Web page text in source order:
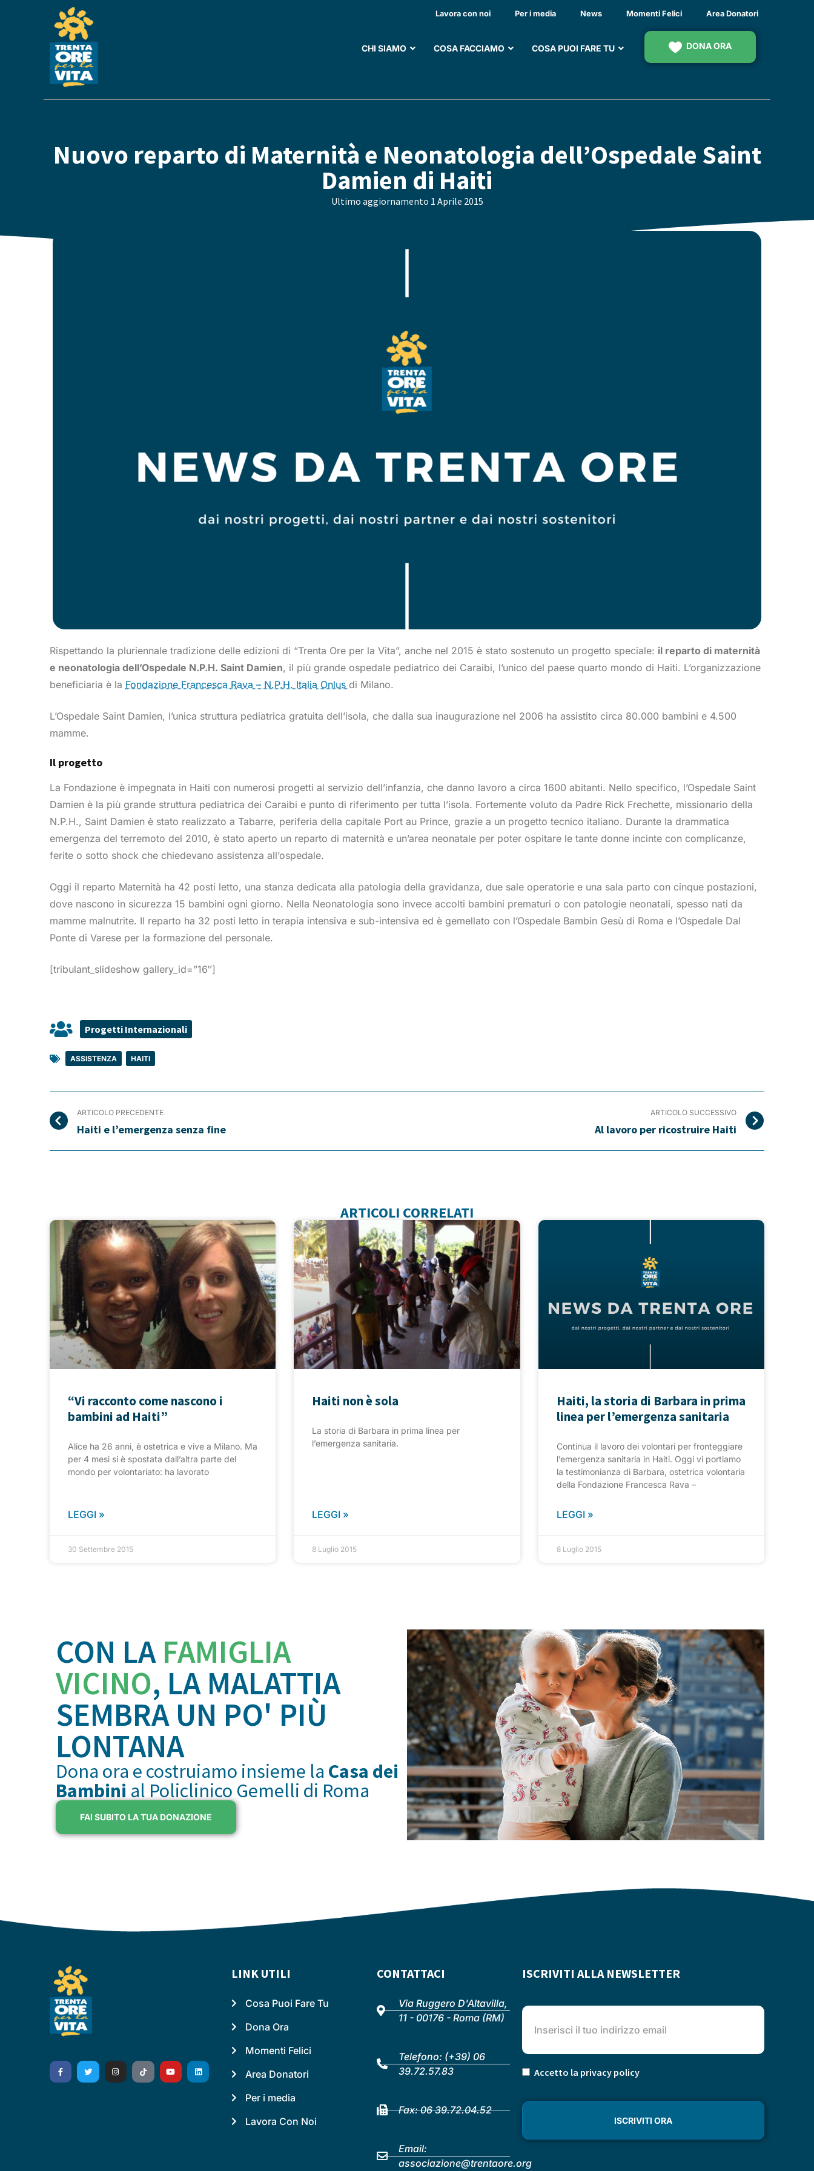
Lavora con noi Per i media News Momenti Felici Area Donatori
CHI SIAMO COSA FACCIAMO COSA PUOI FARE TU DONA ORA
Nuovo reparto di Maternità e Neonatologia dell’Ospedale Saint
Damien di Haiti
Ultimo aggiornamento 1 Aprile 2015
Rispettando la pluriennale tradizione delle edizioni di “Trenta Ore per la Vita”, anche nel 2015 è stato sostenuto un progetto speciale: il reparto di maternità
e neonatologia dell’Ospedale N.P.H. Saint Damien, il più grande ospedale pediatrico dei Caraibi, l’unico del paese quarto mondo di Haiti. L’organizzazione
beneficiaria è la Fondazione Francesca Rava – N.P.H. Italia Onlus di Milano.
L’Ospedale Saint Damien, l’unica struttura pediatrica gratuita dell’isola, che dalla sua inaugurazione nel 2006 ha assistito circa 80.000 bambini e 4.500
mamme.
Il progetto
La Fondazione è impegnata in Haiti con numerosi progetti al servizio dell’infanzia, che danno lavoro a circa 1600 abitanti. Nello specifico, l’Ospedale Saint
Damien è la più grande struttura pediatrica dei Caraibi e punto di riferimento per tutta l’isola. Fortemente voluto da Padre Rick Frechette, missionario della
N.P.H., Saint Damien è stato realizzato a Tabarre, periferia della capitale Port au Prince, grazie a un progetto tecnico italiano. Durante la drammatica
emergenza del terremoto del 2010, è stato aperto un reparto di maternità e un’area neonatale per poter ospitare le tante donne incinte con complicanze,
ferite o sotto shock che chiedevano assistenza all’ospedale.
Oggi il reparto Maternità ha 42 posti letto, una stanza dedicata alla patologia della gravidanza, due sale operatorie e una sala parto con cinque postazioni,
dove nascono in sicurezza 15 bambini ogni giorno. Nella Neonatologia sono invece accolti bambini prematuri o con patologie neonatali, spesso nati da
mamme malnutrite. Il reparto ha 32 posti letto in terapia intensiva e sub-intensiva ed è gemellato con l’Ospedale Bambin Gesù di Roma e l’Ospedale Dal
Ponte di Varese per la formazione del personale.
[tribulant_slideshow gallery_id=”16″]
Progetti Internazionali
ASSISTENZA HAITI
ARTICOLO PRECEDENTE
Haiti e l’emergenza senza fine
ARTICOLO SUCCESSIVO
Al lavoro per ricostruire Haiti
ARTICOLI CORRELATI
“Vi racconto come nascono i
bambini ad Haiti”
Alice ha 26 anni, è ostetrica e vive a Milano. Ma
per 4 mesi si è spostata dall’altra parte del
mondo per volontariato: ha lavorato
LEGGI »
30 Settembre 2015
Haiti non è sola
La storia di Barbara in prima linea per
l’emergenza sanitaria.
LEGGI »
8 Luglio 2015
Haiti, la storia di Barbara in prima
linea per l’emergenza sanitaria
Continua il lavoro dei volontari per fronteggiare
l’emergenza sanitaria in Haiti. Oggi vi portiamo
la testimonianza di Barbara, ostetrica volontaria
della Fondazione Francesca Rava –
LEGGI »
8 Luglio 2015
CON LA FAMIGLIA
VICINO, LA MALATTIA
SEMBRA UN PO' PIÙ
LONTANA
Dona ora e costruiamo insieme la Casa dei
Bambini al Policlinico Gemelli di Roma
FAI SUBITO LA TUA DONAZIONE
LINK UTILI
Cosa Puoi Fare Tu
Dona Ora
Momenti Felici
Area Donatori
Per i media
Lavora Con Noi
CONTATTACI
Via Ruggero D'Altavilla,
11 - 00176 - Roma (RM)
Telefono: (+39) 06
39.72.57.83
Fax: 06 39.72.04.52
Email:
associazione@trentaore.org
ISCRIVITI ALLA NEWSLETTER
Accetto la privacy policy